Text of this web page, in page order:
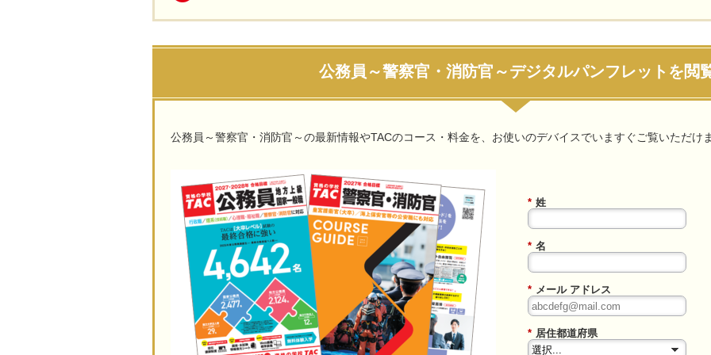
公務員～警察官・消防官～デジタルパンフレットを閲
公務員～警察官・消防官～の最新情報やTACのコース・料金を、お使いのデバイスでいますぐご覧いただけま
* 姓
* 名
* メール アドレス
* 居住都道府県